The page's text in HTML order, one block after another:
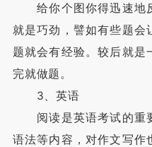
给你个图你得迅速地
就是巧劲，譬如有些题会
题就会有经验。较后就是
完就做题。
3、英语
阅读是英语考试的重要
语法等内容，对作文写作